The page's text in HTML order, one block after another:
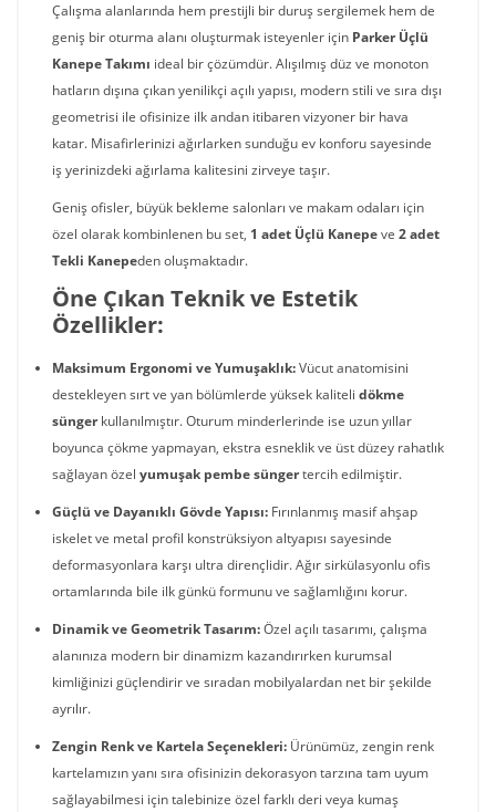
Çalışma alanlarında hem prestijli bir duruş sergilemek hem de
geniş bir oturma alanı oluşturmak isteyenler için Parker Üçlü
Kanepe Takımı ideal bir çözümdür. Alışılmış düz ve monoton
hatların dışına çıkan yenilikçi açılı yapısı, modern stili ve sıra dışı
geometrisi ile ofisinize ilk andan itibaren vizyoner bir hava
katar. Misafirlerinizi ağırlarken sunduğu ev konforu sayesinde
iş yerinizdeki ağırlama kalitesini zirveye taşır.
Geniş ofisler, büyük bekleme salonları ve makam odaları için
özel olarak kombinlenen bu set, 1 adet Üçlü Kanepeve 2 adet
Tekli Kanepeden oluşmaktadır.
Öne Çıkan Teknik ve Estetik
Özellikler:
Maksimum Ergonomi ve Yumuşaklık:Vücut anatomisini
destekleyen sırt ve yan bölümlerde yüksek kaliteli dökme
süngerkullanılmıştır. Oturum minderlerinde ise uzun yıllar
boyunca çökme yapmayan, ekstra esneklik ve üst düzey rahatlık
sağlayan özel yumuşak pembe süngertercih edilmiştir.
Güçlü ve Dayanıklı Gövde Yapısı: Fırınlanmış masif ahşap
iskelet ve metal profil konstrüksiyon altyapısı sayesinde
deformasyonlara karşı ultra dirençlidir. Ağır sirkülasyonlu ofis
ortamlarında bile ilk günkü formunu ve sağlamlığını korur.
Dinamik ve Geometrik Tasarım:Özel açılı tasarımı, çalışma
alanınıza modern bir dinamizm kazandırırken kurumsal
kimliğinizi güçlendirir ve sıradan mobilyalardan net bir şekilde
ayrılır.
Zengin Renk ve Kartela Seçenekleri: Ürünümüz, zengin renk
kartelamızın yanı sıra ofisinizin dekorasyon tarzına tam uyum
sağlayabilmesi için talebinize özel farklı deri veya kumaş